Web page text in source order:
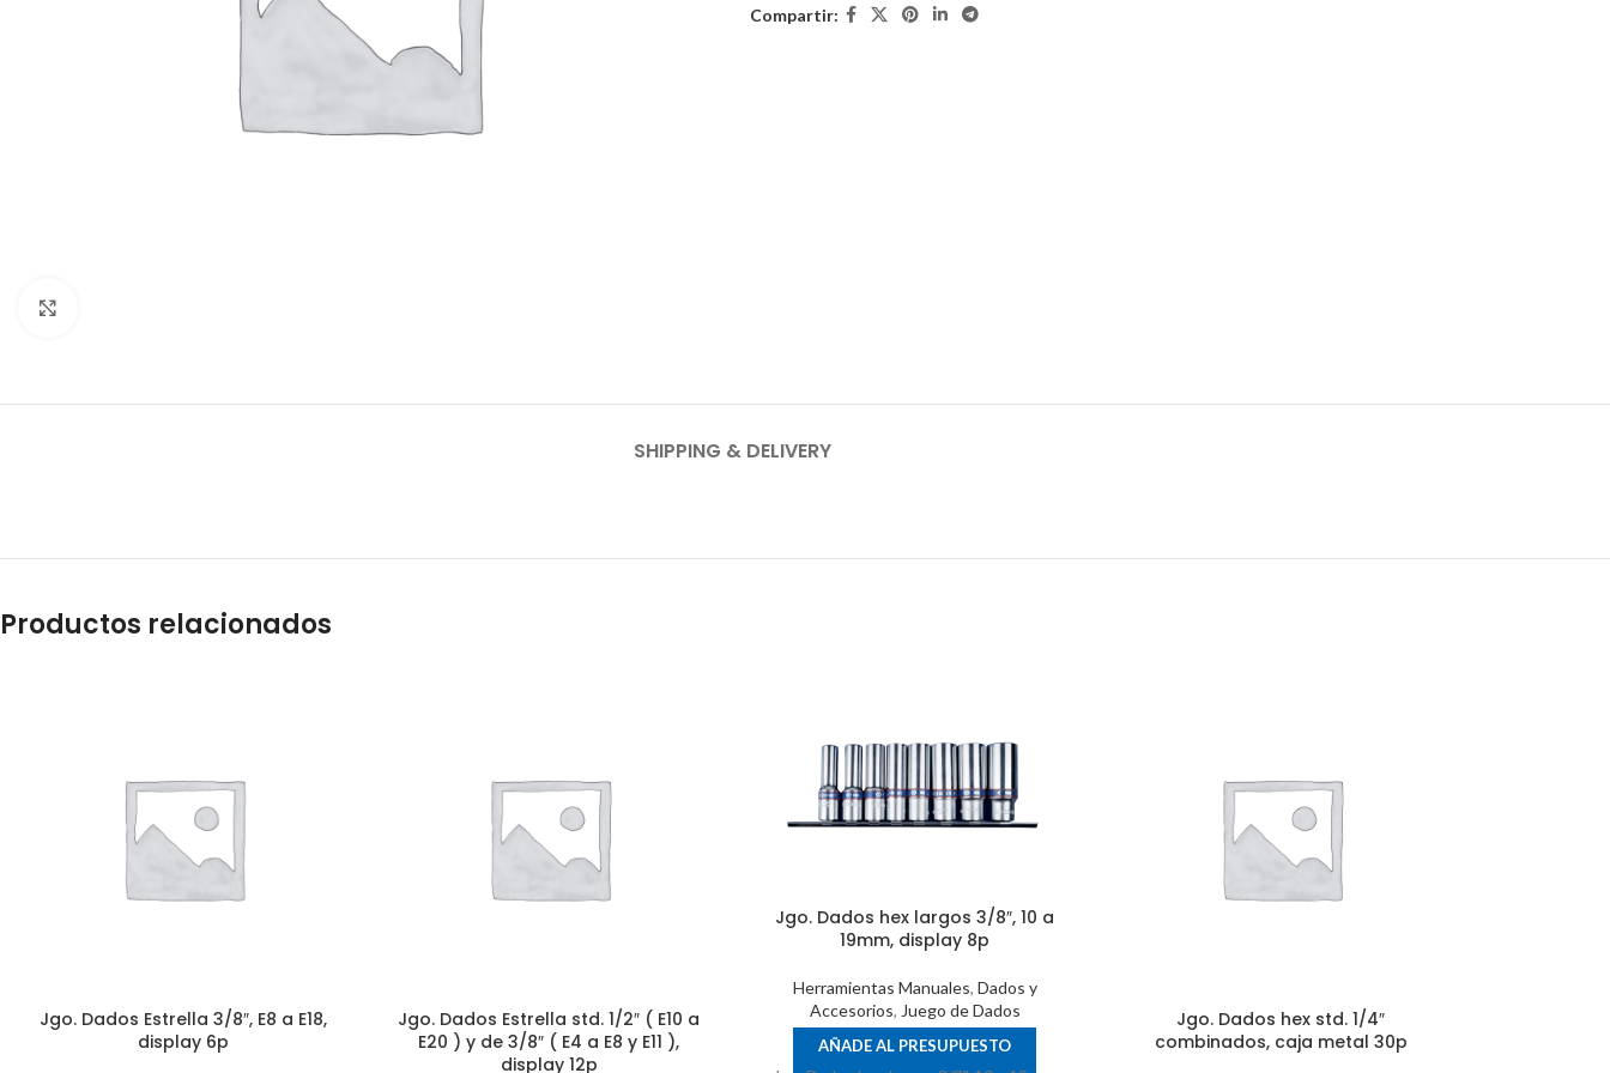
Compartir:
SHIPPING & DELIVERY
Productos relacionados
Jgo. Dados Estrella 3/8″, E8 a E18,
display 6p
Jgo. Dados Estrella std. 1/2″ ( E10 a
E20 ) y de 3/8″ ( E4 a E8 y E11 ),
display 12p
Jgo. Dados hex largos 3/8″, 10 a
19mm, display 8p
Herramientas Manuales, Dados y
Accesorios, Juego de Dados
AÑADE AL PRESUPUESTO
Jgo. Dados hex std. 1/4″
combinados, caja metal 30p